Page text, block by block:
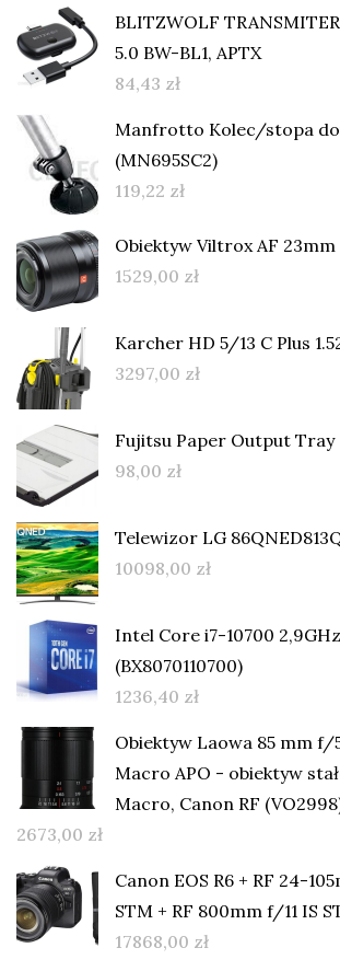
BLITZWOLF
5.0 BW-BL1, APTX
84,43 zł
Manfrotto Kolec/stopa
(MN695SC2)
119,22 zł
Obiektyw Viltrox AF
1529,00 zł
Karcher HD 5/13 C Plus
3297,00 zł
Fujitsu Paper Output Tray
98,00 zł
Telewizor LG
10098,00 zł
Intel Core i7-10700
(BX8070110700)
1236,40 zł
Obiektyw Laowa 85 mm f/
Macro APO - obiektyw
Macro, Canon RF
2673,00 zł
Canon EOS R6 + RF 24-
STM + RF 800mm f/11 IS
17868,00 zł